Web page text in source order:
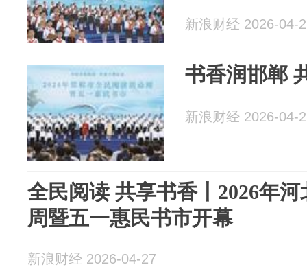
新浪财经 2026-04-
书香润邯郸
新浪财经 2026-04-
全民阅读 共享书香丨2026年
周暨五一惠民书市开幕
新浪财经 2026-04-27